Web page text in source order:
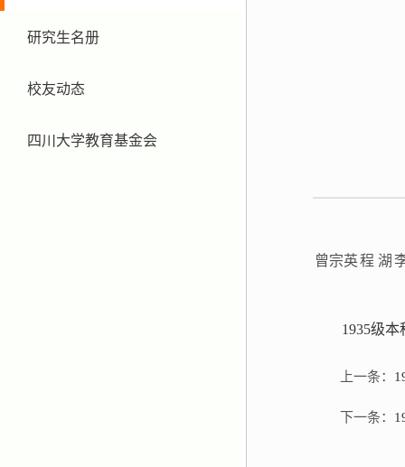
研究生名册
校友动态
四川大学教育基金会
曾宗英程 湖
1935级
上一条：
下一条：